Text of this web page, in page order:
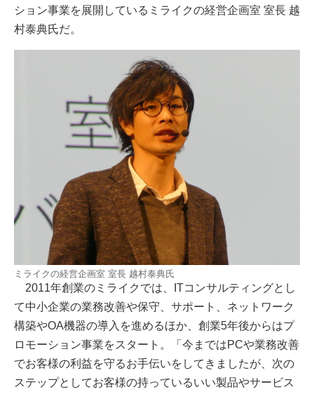
ション事業を展開しているミライクの経営企画室 室長 越
村泰典氏だ。
ミライクの経営企画室 室長 越村泰典氏
2011年創業のミライクでは、ITコンサルティングとし
て中小企業の業務改善や保守、サポート、ネットワーク
構築やOA機器の導入を進めるほか、創業5年後からはプ
ロモーション事業をスタート。「今まではPCや業務改善
でお客様の利益を守るお手伝いをしてきましたが、次の
ステップとしてお客様の持っているいい製品やサービス